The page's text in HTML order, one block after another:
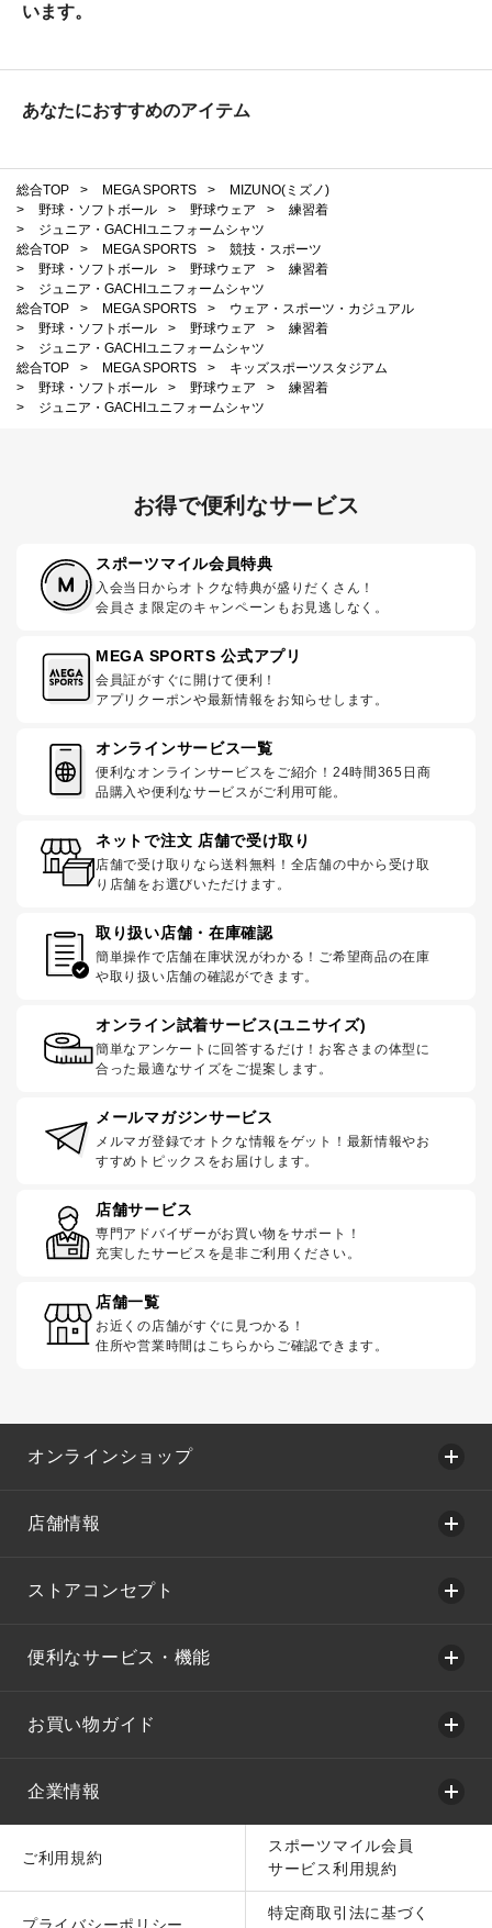
います。
あなたにおすすめのアイテム
総合TOP > MEGA SPORTS >
MIZUNO(ミズノ)
>
野球・ソフトボール > 野球ウェア >
練習着
>
ジュニア・GACHIユニフォームシャツ
総合TOP
> MEGA SPORTS >
競技・スポーツ
>
野球・ソフトボール > 野球ウェア >
練習着
>
ジュニア・GACHIユニフォームシャツ
総合TOP
> MEGA SPORTS >
ウェア・スポーツ・カジュアル
>
野球・ソフトボール > 野球ウェア >
練習着
>
ジュニア・GACHIユニフォームシャツ
総合TOP
> MEGA SPORTS >
キッズスポーツスタジアム
>
野球・ソフトボール > 野球ウェア >
練習着
>
ジュニア・GACHIユニフォームシャツ
お得で便利なサービス
スポーツマイル会員特典
入会当日からオトクな特典が盛りだくさん！
会員さま限定のキャンペーンもお見逃しなく。
MEGA SPORTS 公式アプリ
会員証がすぐに開けて便利！
アプリクーポンや最新情報をお知らせします。
オンラインサービス一覧
便利なオンラインサービスをご紹介！24時間365日商
品購入や便利なサービスがご利用可能。
ネットで注文 店舗で受け取り
店舗で受け取りなら送料無料！全店舗の中から受け取
り店舗をお選びいただけます。
取り扱い店舗・在庫確認
簡単操作で店舗在庫状況がわかる！ご希望商品の在庫
や取り扱い店舗の確認ができます。
オンライン試着サービス(ユニサイズ)
簡単なアンケートに回答するだけ！お客さまの体型に
合った最適なサイズをご提案します。
メールマガジンサービス
メルマガ登録でオトクな情報をゲット！最新情報やお
すすめトピックスをお届けします。
店舗サービス
専門アドバイザーがお買い物をサポート！
充実したサービスを是非ご利用ください。
店舗一覧
お近くの店舗がすぐに見つかる！
住所や営業時間はこちらからご確認できます。
オンラインショップ
店舗情報
ストアコンセプト
便利なサービス・機能
お買い物ガイド
企業情報
ご利用規約
スポーツマイル会員
サービス利用規約
特定商取引法に基づく